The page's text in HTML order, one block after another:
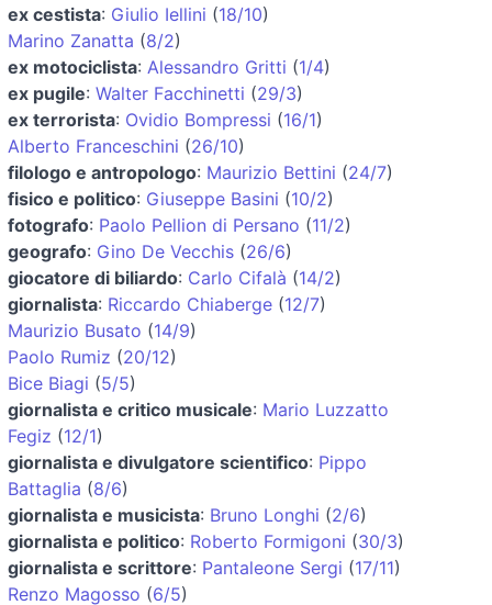
ex cestista: Giulio Iellini (18/10)
Marino Zanatta (8/2)
ex motociclista: Alessandro Gritti (1/4)
ex pugile: Walter Facchinetti (29/3)
ex terrorista: Ovidio Bompressi (16/1)
Alberto Franceschini (26/10)
filologo e antropologo: Maurizio Bettini (24/7)
fisico e politico: Giuseppe Basini (10/2)
fotografo: Paolo Pellion di Persano (11/2)
geografo: Gino De Vecchis (26/6)
giocatore di biliardo: Carlo Cifalà (14/2)
giornalista: Riccardo Chiaberge (12/7)
Maurizio Busato (14/9)
Paolo Rumiz (20/12)
Bice Biagi (5/5)
giornalista e critico musicale: Mario Luzzatto
Fegiz (12/1)
giornalista e divulgatore scientifico: Pippo
Battaglia (8/6)
giornalista e musicista: Bruno Longhi (2/6)
giornalista e politico: Roberto Formigoni (30/3)
giornalista e scrittore: Pantaleone Sergi (17/11)
Renzo Magosso (6/5)